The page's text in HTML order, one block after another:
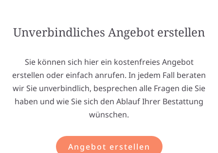
Unverbindliches Angebot erstellen
Sie können sich hier ein kostenfreies Angebot
erstellen oder einfach anrufen. In jedem Fall beraten
wir Sie unverbindlich, besprechen alle Fragen die Sie
haben und wie Sie sich den Ablauf Ihrer Bestattung
wünschen.
Angebot erstellen